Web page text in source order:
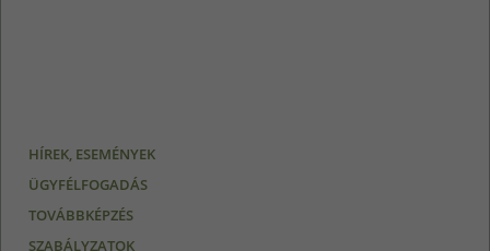
HÍREK, ESEMÉNYEK
ÜGYFÉLFOGADÁS
TOVÁBBKÉPZÉS
SZABÁLYZATOK